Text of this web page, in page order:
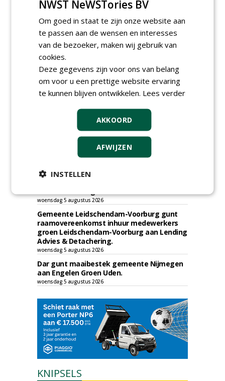
TENDERS
Gemeente Hoeksche Waard gunt
maaibestek watergangen 2026-2027 aan
Verhart Groen en Jaro.
Irado gunt schoffelwerkzaamheden onder
verzwaarde omstandigheden aan
Bodegraven Flex.
woensdag 5 augustus 2026
Gemeente Amsterdam, Ingenieursbureau
ecologisch beheer aan De Jong Zuurmond,
woensdag 5 augustus 2026
Gemeente Leidschendam-Voorburg gunt
raamovereenkomst inhuur medewerkers
groen Leidschendam-Voorburg aan Lending
Advies & Detachering.
woensdag 5 augustus 2026
Dar gunt maaibestek gemeente Nijmegen
aan Engelen Groen Uden.
woensdag 5 augustus 2026
KNIPSELS
NWST NeWSTories BV
Om goed in staat te zijn onze website aan
te passen aan de wensen en interesses
van de bezoeker, maken wij gebruik van
cookies.
Deze gegevens zijn voor ons van belang
om voor u een prettige website ervaring
te kunnen blijven ontwikkelen. Lees verder
AKKOORD
AFWIJZEN
INSTELLEN